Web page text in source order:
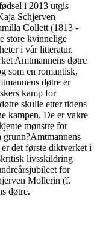
i 2013 utgis
Schjerven
Collett (1813 -
store kvinnelige
i vår litteratur.
Amtmannens døtre
som en romantisk,
døtre er
kamp for
skulle etter tidens
kampen. De er vakre
mønstre for
det første diktverket i
livsskildring
for
Mollerin (f.
døtre.